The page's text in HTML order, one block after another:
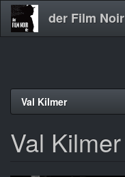
Direkt
der Film Noir
Val Kilmer
Val Kilmer